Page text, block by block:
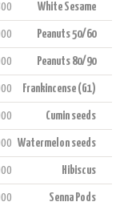
White Sesame
Peanuts 50/60
Peanuts 80/90
Frankincense (G1)
Cumin seeds
Watermelon seeds
Hibiscus
Senna Pods